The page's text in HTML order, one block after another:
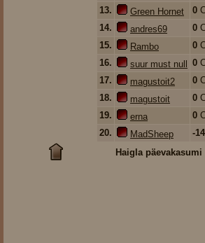
13.
Green Hornet 0
14.
andres69 0
15.
Rambo 0
16.
suur must null 0
17.
magustoit2 0
18.
magustoit 0
19.
erna 0
20.
MadSheep
-
Haigla päevakasumi